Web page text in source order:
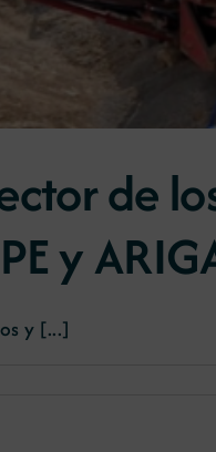
de
y
y [...]